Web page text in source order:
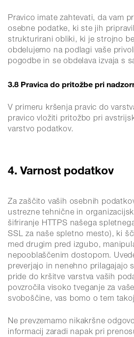
Pravico imate zahtevati, da vam
osebne podatke, ki ste jih
strukturirani obliki, ki je strojno
obdelujemo na podlagi vaše
pogodbe in se obdelava izvaja s
3.8 Pravica do pritožbe pri
V primeru kršenja pravic do
pravico vložiti pritožbo pri
varstvo podatkov.
4. Varnost podatkov
Za zaščito vaših osebnih
ustrezne tehnične in
šifriranje HTTPS našega
SSL za naše spletno mesto), ki
med drugim pred izgubo,
nepooblaščenim dostopom.
preverjajo in nenehno prilagajajo
pride do kršitve varstva vaših
povzročila visoko tveganje za
svoboščine, vas bomo o tem
Ne prevzemamo nikakršne
informacij zaradi napak pri